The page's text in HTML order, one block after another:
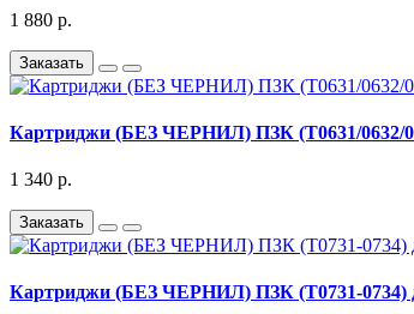
1 880 р.
Заказать
Картриджи (БЕЗ ЧЕРНИЛ) ПЗК (T0631/0632/
1 340 р.
Заказать
Картриджи (БЕЗ ЧЕРНИЛ) ПЗК (T0731-0734)